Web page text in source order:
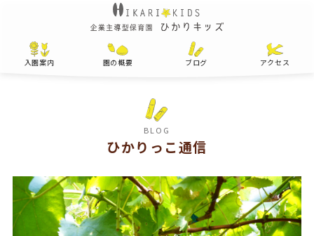
入園案内 園の概要 ブログ アクセス
BLOG
ひかりっこ通信